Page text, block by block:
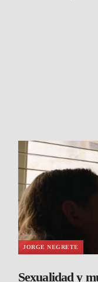
JORGE NEGRETE
Sexualidad y